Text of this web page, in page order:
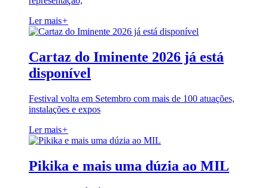
Ler mais+
Cartaz do Iminente 2026 já está
disponível
Festival volta em Setembro com mais de 100 atuações,
instalações e expos
Ler mais+
Pikika e mais uma dúzia ao MIL